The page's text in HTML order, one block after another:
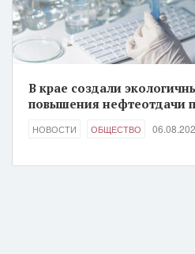
В крае создали
повышения нефтеотдачи
НОВОСТИ ОБЩЕСТВО